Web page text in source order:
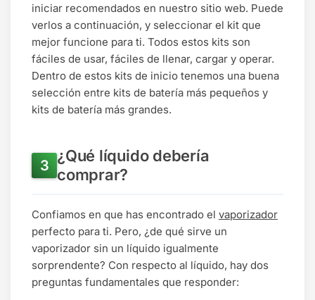
iniciar recomendados en nuestro sitio web. Puede
verlos a continuación, y seleccionar el kit que
mejor funcione para ti. Todos estos kits son
fáciles de usar, fáciles de llenar, cargar y operar.
Dentro de estos kits de inicio tenemos una buena
selección entre kits de batería más pequeños y
kits de batería más grandes.
¿Qué líquido debería
comprar?
Confiamos en que has encontrado el vaporizador
perfecto para ti. Pero, ¿de qué sirve un
vaporizador sin un líquido igualmente
sorprendente? Con respecto al líquido, hay dos
preguntas fundamentales que responder: